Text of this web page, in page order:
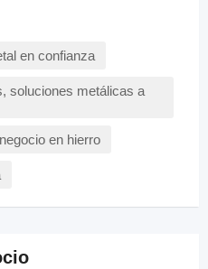
en confianza
soluciones metálicas a
en hierro